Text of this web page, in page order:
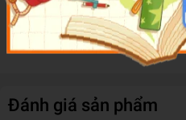
những màu sắc yêu thích. Thế
các bé với những khung hình thú
Đánh giá sản phẩm